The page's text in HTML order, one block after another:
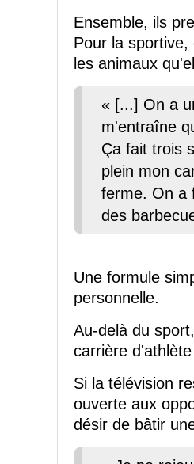
Ensemble, ils
Pour la
les animaux
« [...] On a
m'entraîne
Ça fait trois
plein mon
ferme. On a
des
Une formule
personnelle.
Au-delà du
carrière
Si la télévision
ouverte aux
désir de bâtir